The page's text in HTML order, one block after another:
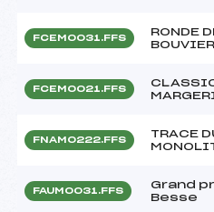
FCEM0031.FFS
RONDE
FCEM0021.FFS
FNAM0222.FFS
TRACE
FAUM0031.FFS
Grand
Besse